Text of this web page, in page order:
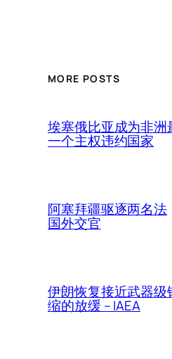
MORE POSTS
埃塞俄比亚成为非洲
一个主权违约国家
阿塞拜疆驱逐两名法
国外交官
伊朗恢复接近武器级
缩的放缓 – IAEA